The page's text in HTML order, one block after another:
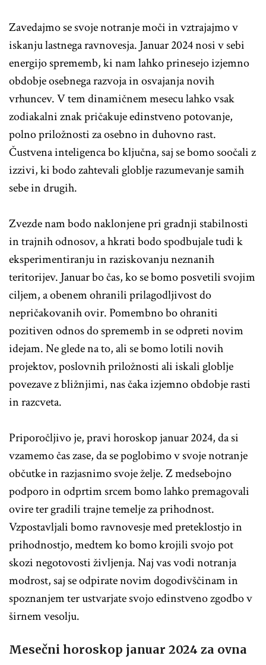
Zavedajmo se svoje notranje moči in vztrajajmo v
iskanju lastnega ravnovesja. Januar 2024 nosi v sebi
energijo sprememb, ki nam lahko prinesejo izjemno
obdobje osebnega razvoja in osvajanja novih
vrhuncev. V tem dinamičnem mesecu lahko vsak
zodiakalni znak pričakuje edinstveno potovanje,
polno priložnosti za osebno in duhovno rast.
Čustvena inteligenca bo ključna, saj se bomo soočali z
izzivi, ki bodo zahtevali globlje razumevanje samih
sebe in drugih.
Zvezde nam bodo naklonjene pri gradnji stabilnosti
in trajnih odnosov, a hkrati bodo spodbujale tudi k
eksperimentiranju in raziskovanju neznanih
teritorijev. Januar bo čas, ko se bomo posvetili svojim
ciljem, a obenem ohranili prilagodljivost do
nepričakovanih ovir. Pomembno bo ohraniti
pozitiven odnos do sprememb in se odpreti novim
idejam. Ne glede na to, ali se bomo lotili novih
projektov, poslovnih priložnosti ali iskali globlje
povezave z bližnjimi, nas čaka izjemno obdobje rasti
in razcveta.
Priporočljivo je, pravi horoskop januar 2024, da si
vzamemo čas zase, da se poglobimo v svoje notranje
občutke in razjasnimo svoje želje. Z medsebojno
podporo in odprtim srcem bomo lahko premagovali
ovire ter gradili trajne temelje za prihodnost.
Vzpostavljali bomo ravnovesje med preteklostjo in
prihodnostjo, medtem ko bomo krojili svojo pot
skozi negotovosti življenja. Naj vas vodi notranja
modrost, saj se odpirate novim dogodivščinam in
spoznanjem ter ustvarjate svojo edinstveno zgodbo v
širnem vesolju.
Mesečni horoskop januar 2024 za ovna